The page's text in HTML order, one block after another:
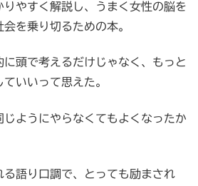
やすく解説し、うまく女性の脳を
を乗り切るための本。
に頭で考えるだけじゃなく、もっと
いいって思えた。
ようにやらなくてもよくなったか
語り口調で、とっても励まされ